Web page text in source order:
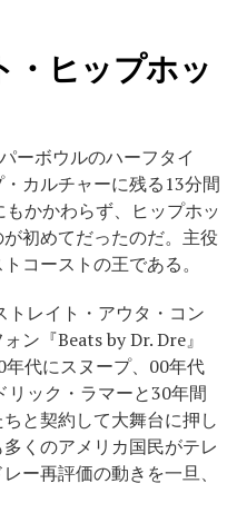
・ヒップホッ
ーボウルのハーフタイ
カルチャーに残る13分間
かかわらず、ヒップホッ
初めてだったのだ。主役
コーストの王である。
トレイト・アウタ・コン
ン『Beats by Dr. Dre』
代にスヌープ、00年代
ック・ラマーと30年間
と契約して大舞台に押し
くのアメリカ国民がテレ
ー再評価の動きを一旦、